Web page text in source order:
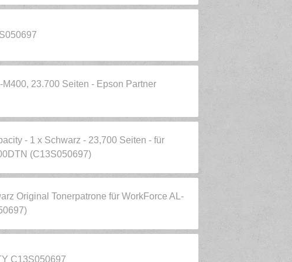
23.700 Seiten - Epson Partner
- 1 x Schwarz - 23,700 Seiten - für
(C13S050697)
Original Tonerpatrone für WorkForce AL-
C13S050697